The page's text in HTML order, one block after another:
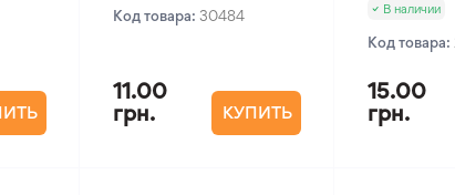
Код товара: 30484
11.00
грн.
КУПИТЬ
В наличии
Код товара:
15.00
грн.